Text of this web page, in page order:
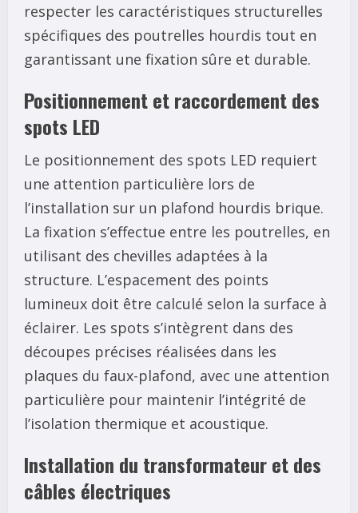
respecter les caractéristiques structurelles
spécifiques des poutrelles hourdis tout en
garantissant une fixation sûre et durable.
Positionnement et raccordement des
spots LED
Le positionnement des spots LED requiert
une attention particulière lors de
l’installation sur un plafond hourdis brique.
La fixation s’effectue entre les poutrelles, en
utilisant des chevilles adaptées à la
structure. L’espacement des points
lumineux doit être calculé selon la surface à
éclairer. Les spots s’intègrent dans des
découpes précises réalisées dans les
plaques du faux-plafond, avec une attention
particulière pour maintenir l’intégrité de
l’isolation thermique et acoustique.
Installation du transformateur et des
câbles électriques